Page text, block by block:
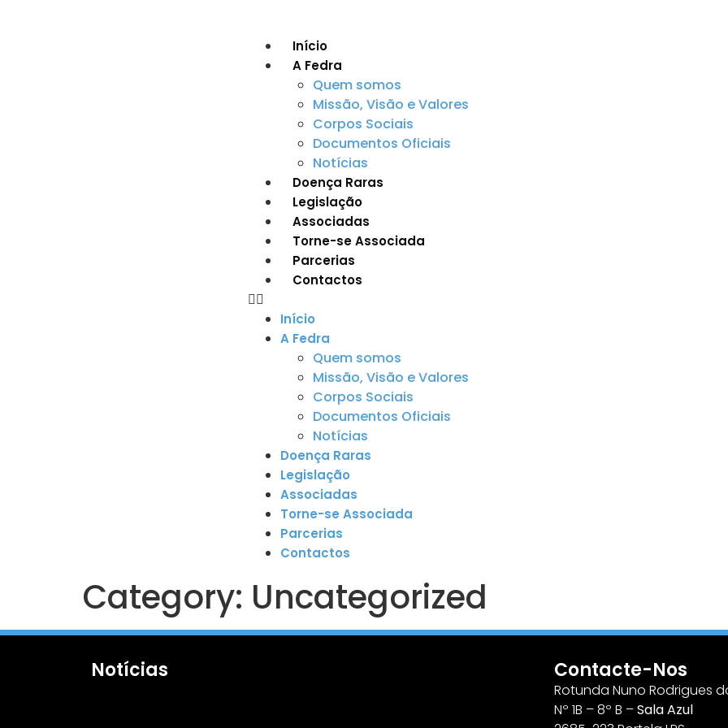
Início
A Fedra
Quem somos
Missão, Visão e Valores
Corpos Sociais
Documentos Oficiais
Notícias
Doença Raras
Legislação
Associadas
Torne-se Associada
Parcerias
Contactos
Início
A Fedra
Quem somos
Missão, Visão e Valores
Corpos Sociais
Documentos Oficiais
Notícias
Doença Raras
Legislação
Associadas
Torne-se Associada
Parcerias
Contactos
Category: Uncategorized
Notícias Contacte-Nos
Rotunda Nuno Rodrigues
Nº 1B – 8º B –Sala Azul